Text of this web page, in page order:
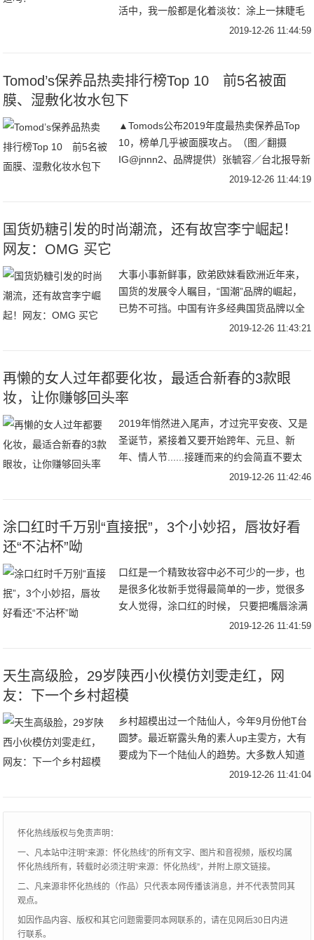
活中，我一般都是化着淡妆：涂上一抹睫毛
膏和润唇膏就可以了，但如果有什么理由让
2019-12-26 11:44:59
Tomod’s保养品热卖排行榜Top 10 前5名被面
膜、湿敷化妆水包下
▲Tomods公布2019年度最热卖保养品Top
10，榜单几乎被面膜攻占。（图／翻摄
IG@jnnn2、品牌提供）张毓容／台北报导新
的一年即将到来，回顾2019一整年下来，爆
2019-12-26 11:44:19
国货奶糖引发的时尚潮流，还有故宫李宁崛起！
网友：OMG 买它
大事小事新鲜事，欧弟欧妹看欧洲近年来，
国货的发展令人瞩目，“国潮”品牌的崛起，
已势不可挡。中国有许多经典国货品牌以全
新的姿态，迎合当下市场潮流进行大胆创
2019-12-26 11:43:21
再懒的女人过年都要化妆，最适合新春的3款眼
妆，让你赚够回头率
2019年悄然进入尾声，才过完平安夜、又是
圣诞节，紧接着又要开始跨年、元旦、新
年、情人节......接踵而来的约会简直不要太
多！！小编想说对于眉毛都不能画成一样的
2019-12-26 11:42:46
涂口红时千万别“直接抿”，3个小妙招，唇妆好看
还“不沾杯”呦
口红是一个精致妆容中必不可少的一步，也
是很多化妆新手觉得最简单的一步，觉很多
女人觉得，涂口红的时候， 只要把嘴唇涂满
没有出界就好了，但是其实涂口红也是有很
2019-12-26 11:41:59
天生高级脸，29岁陕西小伙模仿刘雯走红，网
友：下一个乡村超模
乡村超模出过一个陆仙人，今年9月份他T台
圆梦。最近崭露头角的素人up主雯方，大有
要成为下一个陆仙人的趋势。大多数人知道
雯方，应该是最近的热搜话题#农村小伙模仿
2019-12-26 11:41:04
怀化热线版权与免责声明：
一、凡本站中注明“来源：怀化热线”的所有文字、图片和音视频，版权均属
怀化热线所有，转载时必须注明“来源：怀化热线”，并附上原文链接。
二、凡来源非怀化热线的（作品）只代表本网传播该消息，并不代表赞同其
观点。
如因作品内容、版权和其它问题需要同本网联系的，请在见网后30日内进
行联系。